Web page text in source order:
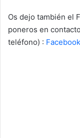
Os dejo también el
poneros en
teléfono) :